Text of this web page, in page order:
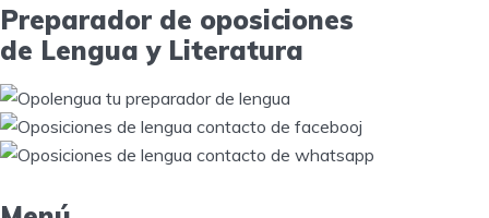
Preparador de oposiciones
de Lengua y Literatura